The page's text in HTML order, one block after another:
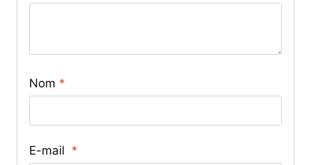
Nom *
E-mail *